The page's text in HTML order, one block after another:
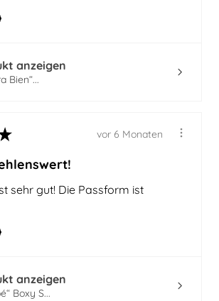
anzeigen
Bien“...
vor 6 Monaten
sehr gut! Die Passform ist
anzeigen
Boxy S...